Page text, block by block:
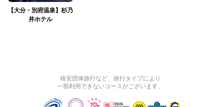
【大分・別府温泉】杉乃
井ホテル
格安団体旅行など、旅行タイプにより
一部利用できないコースがございます。